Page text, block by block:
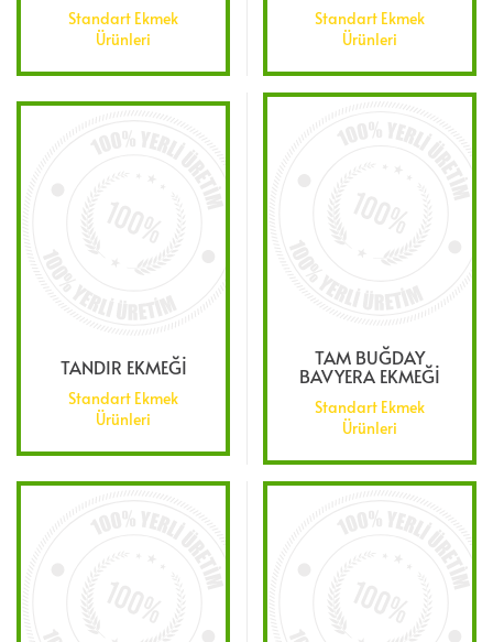
Standart Ekmek
Ürünleri
Standart Ekmek
Ürünleri
TANDIR EKMEĞİ
Standart Ekmek
Ürünleri
TAM BUĞDAY
BAVYERA EKMEĞİ
Standart Ekmek
Ürünleri